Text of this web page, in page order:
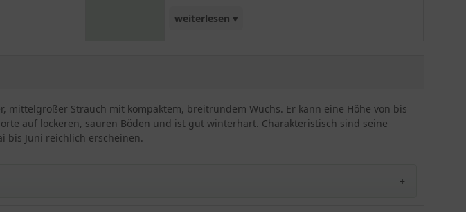
weiterlesen ▾
Bereicherung für Ihren Garten. Insgesamt zeigt
sich der Rhododendron 'Mogambo' als gut
winterhart und robust.
Strauch mit kompaktem, breitrundem Wuchs. Er kann eine Höhe von bis
auf lockeren, sauren Böden und ist gut winterhart. Charakteristisch sind seine
bis Juni reichlich erscheinen.